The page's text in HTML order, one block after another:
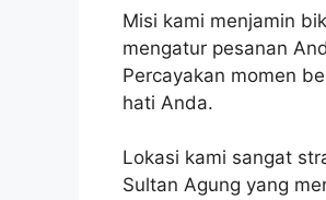
Misi kami menjamin
mengatur pesanan
Percayakan momen
hati Anda.
Lokasi kami sangat
Sultan Agung yang